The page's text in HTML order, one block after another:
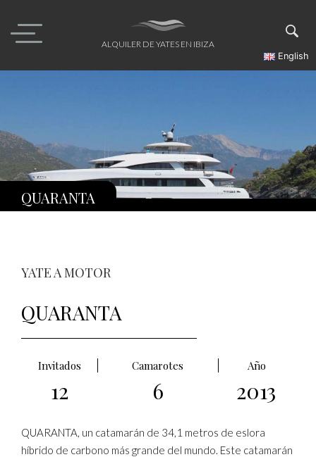
content
ALQUILER DE YATES EN IBIZA
English
QUARANTA
YATE A MOTOR
QUARANTA
Invitados Camarotes Año
12 6 2013
QUARANTA, un catamarán de 34,1 metros de eslora
híbrido de carbono más grande del mundo. Este catamarán